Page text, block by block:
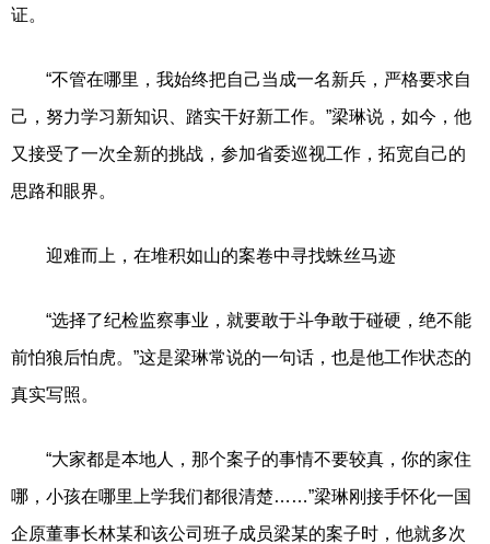
证。
“不管在哪里，我始终把自己当成一名新兵，严格要求自
己，努力学习新知识、踏实干好新工作。”梁琳说，如今，他
又接受了一次全新的挑战，参加省委巡视工作，拓宽自己的
思路和眼界。
迎难而上，在堆积如山的案卷中寻找蛛丝马迹
“选择了纪检监察事业，就要敢于斗争敢于碰硬，绝不能
前怕狼后怕虎。”这是梁琳常说的一句话，也是他工作状态的
真实写照。
“大家都是本地人，那个案子的事情不要较真，你的家住
哪，小孩在哪里上学我们都很清楚……”梁琳刚接手怀化一国
企原董事长林某和该公司班子成员梁某的案子时，他就多次